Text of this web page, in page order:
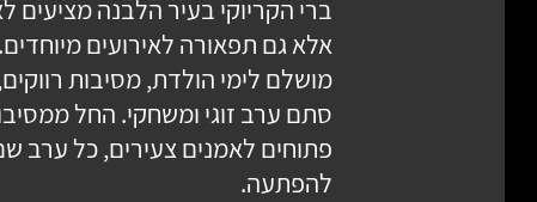
ברי הקריוקי בעיר הלבנה
אלא גם תפאורה לאירועים
מושלם לימי הולדת, מסיבות
סתם ערב זוגי ומשחקי. החל
פתוחים לאמנים צעירים, כל ערב
להפתעה.